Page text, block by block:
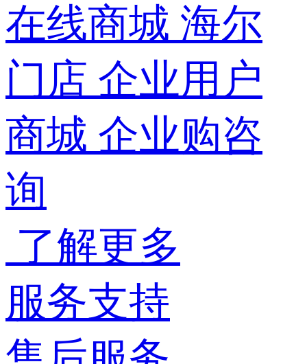
在线商城 海尔
门店 企业用户
商城 企业购咨
询
了解更多
服务支持